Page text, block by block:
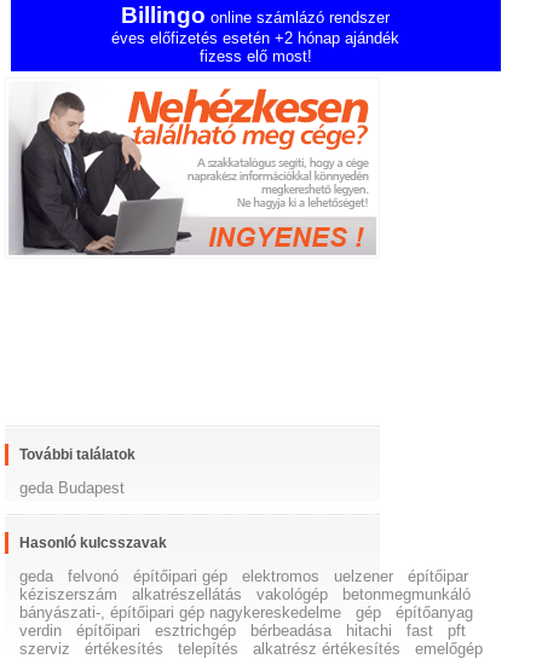
Billingo online számlázó rendszer
éves előfizetés esetén +2 hónap ajándék
fizess elő most!
További találatok
geda Budapest
Hasonló kulcsszavak
geda felvonó építőipari gép elektromos uelzener
építőipar
kéziszerszám
alkatrészellátás vakológép
betonmegmunkáló
bányászati-, építőipari gép nagykereskedelme
gép
építőanyag
verdin
építőipari esztrichgép bérbeadása hitachi fast
pft
szerviz
értékesítés telepítés alkatrész értékesítés emelőgép